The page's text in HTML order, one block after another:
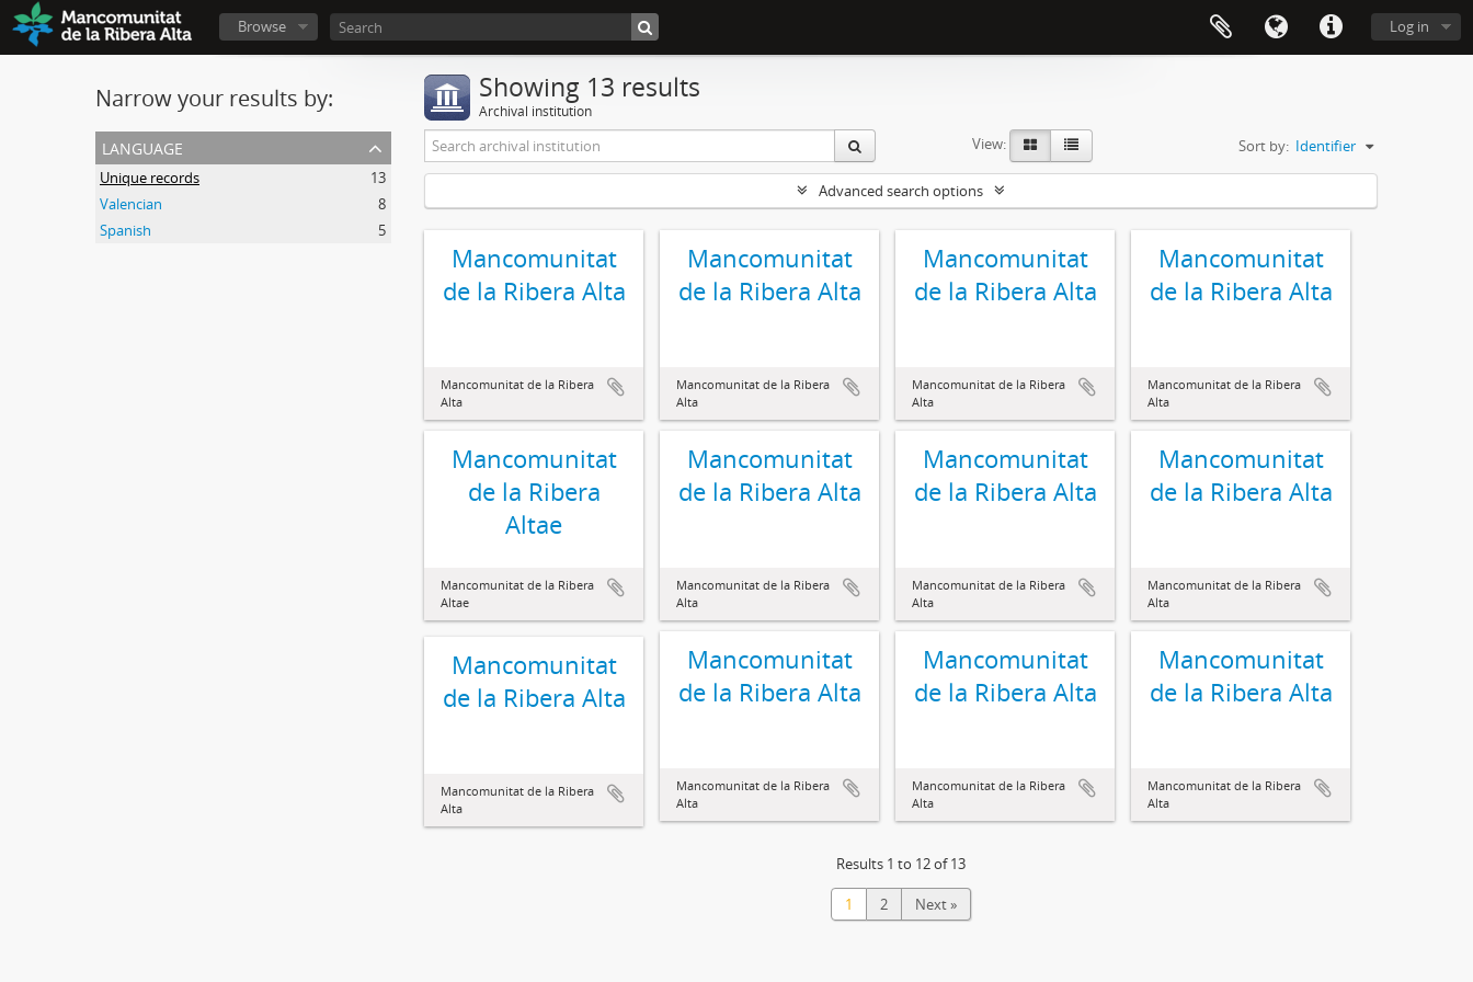
Log in
Browse
Narrow your results by:
language
Unique records
13
Valencian
8
Spanish
5
Showing 13 results
Archival institution
View: Sort by: Identifier
Advanced search options
Mancomunitat
de la Ribera Alta
Mancomunitat de la Ribera
Alta
Mancomunitat
de la Ribera Alta
Mancomunitat de la Ribera
Alta
Mancomunitat
de la Ribera Alta
Mancomunitat de la Ribera
Alta
Mancomunitat
de la Ribera Alta
Mancomunitat de la Ribera
Alta
Mancomunitat
de la Ribera
Altae
Mancomunitat de la Ribera
Altae
Mancomunitat
de la Ribera Alta
Mancomunitat de la Ribera
Alta
Mancomunitat
de la Ribera Alta
Mancomunitat de la Ribera
Alta
Mancomunitat
de la Ribera Alta
Mancomunitat de la Ribera
Alta
Mancomunitat
de la Ribera Alta
Mancomunitat de la Ribera
Alta
Mancomunitat
de la Ribera Alta
Mancomunitat de la Ribera
Alta
Mancomunitat
de la Ribera Alta
Mancomunitat de la Ribera
Alta
Mancomunitat
de la Ribera Alta
Mancomunitat de la Ribera
Alta
Results 1 to 12 of 13
1 2 Next »